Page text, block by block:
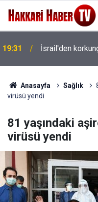
19:16
14 Ay Tutuklu
kavuştu
Anasayfa Sağlık
virüsü yendi
81 yaşındaki
virüsü yendi